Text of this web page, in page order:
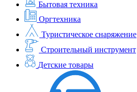
Бытовая техника
Оргтехника
Туристическое снаряжение
Строительный инструмент
Детские товары